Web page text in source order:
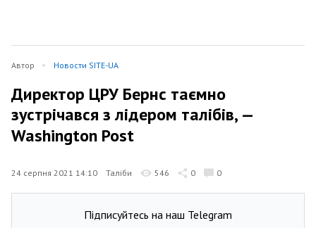
Автор Новости SITE-UA
Директор ЦРУ Бернс таємно
зустрічався з лідером талібів, —
Washington Post
24 серпня 2021 14:10 Таліби 546 0 0
Підписуйтесь на наш Telegram